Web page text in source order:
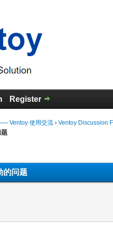
Register
Ventoy 使用交流 › Ventoy Discussion
的问题